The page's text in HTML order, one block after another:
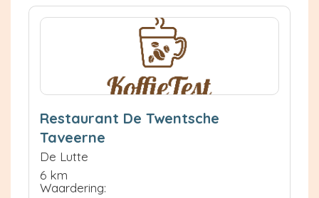
Restaurant De Twentsche
Taveerne
De Lutte
6 km
Waardering: